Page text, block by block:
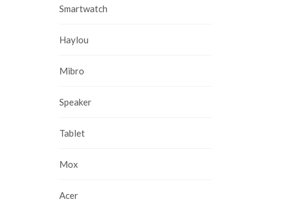
Smartwatch
Haylou
Mibro
Speaker
Tablet
Mox
Acer